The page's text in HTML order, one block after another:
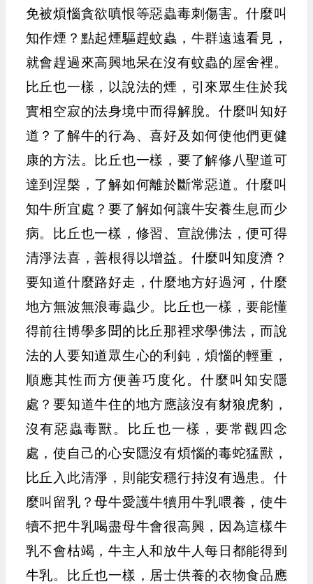
免被煩惱貪欲嗔恨等惡蟲毒刺傷害。什麼叫
知作煙？點起煙驅趕蚊蟲，牛群遠遠看見，
就會趕過來高興地呆在沒有蚊蟲的屋舍裡。
比丘也一樣，以說法的煙，引來眾生住於我
實相空寂的法身境中而得解脫。什麼叫知好
道？了解牛的行為、喜好及如何使他們更健
康的方法。比丘也一樣，要了解修八聖道可
達到涅槃，了解如何離於斷常惡道。什麼叫
知牛所宜處？要了解如何讓牛安養生息而少
病。比丘也一樣，修習、宣說佛法，便可得
清淨法喜，善根得以增益。什麼叫知度濟？
要知道什麼路好走，什麼地方好過河，什麼
地方無波無浪毒蟲少。比丘也一樣，要能懂
得前往博學多聞的比丘那裡求學佛法，而說
法的人要知道眾生心的利鈍，煩惱的輕重，
順應其性而方便善巧度化。什麼叫知安隱
處？要知道牛住的地方應該沒有豺狼虎豹，
沒有惡蟲毒獸。比丘也一樣，要常觀四念
處，使自己的心安隱沒有煩惱的毒蛇猛獸，
比丘入此清淨，則能安穩行持沒有過患。什
麼叫留乳？母牛愛護牛犢用牛乳喂養，使牛
犢不把牛乳喝盡母牛會很高興，因為這樣牛
乳不會枯竭，牛主人和放牛人每日都能得到
牛乳。比丘也一樣，居士供養的衣物食品應